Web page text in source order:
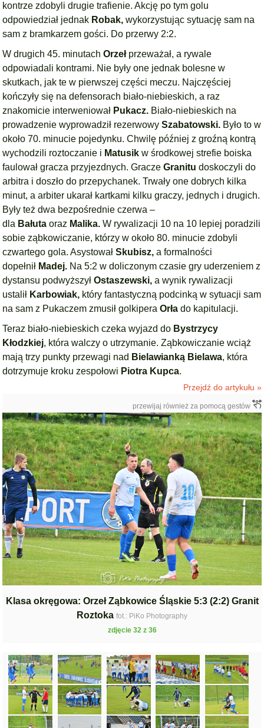
kontrze zdobyli drugie trafienie. Akcję po tym golu
odpowiedział jednak Robak, wykorzystując sytuację sam na
sam z bramkarzem gości. Do przerwy 2:2.
W drugich 45. minutachOrzełprzeważał, a rywale
odpowiadali kontrami. Nie były one jednak bolesne w
skutkach, jak te w pierwszej części meczu. Najczęściej
kończyły się na defensorach biało-niebieskich, a raz
znakomicie interweniował Pukacz. Biało-niebieskich na
prowadzenie wyprowadził rezerwowySzabatowski. Było to w
około 70. minucie pojedynku. Chwilę później z groźną kontrą
wychodzili roztoczanie i Matusik w środkowej strefie boiska
faulował gracza przyjezdnych. GraczeGranitu doskoczyli do
arbitra i doszło do przepychanek. Trwały one dobrych kilka
minut, a arbiter ukarał kartkami kilku graczy, jednych i drugich.
Były też dwa bezpośrednie czerwa –
dla Bałuta oraz Malika. W rywalizacji 10 na 10 lepiej poradzili
sobie ząbkowiczanie, którzy w około 80. minucie zdobyli
czwartego gola. AsystowałSkubisz, a formalności
dopełnił Madej. Na 5:2 w doliczonym czasie gry uderzeniem z
dystansu podwyższyłOstaszewski, a wynik rywalizacji
ustalił Karbowiak, który fantastyczną podcinką w sytuacji sam
na sam z Pukaczem zmusił golkiperaOrła do kapitulacji.
Teraz biało-niebieskich czeka wyjazd do Bystrzycy
Kłodzkiej, która walczy o utrzymanie. Ząbkowiczanie wciąż
mają trzy punkty przewagi nad Bielawianką Bielawa, która
dotrzymuje kroku zespołowi Piotra Kupca.
Przejdź do artykułu »
przewijaj również za pomocą gestów
Klasa okręgowa: Orzeł Ząbkowice Śląskie 5:3 (2:2) Granit
Roztoka fot.: PiKo Photography
zdjęcie 32 z 36